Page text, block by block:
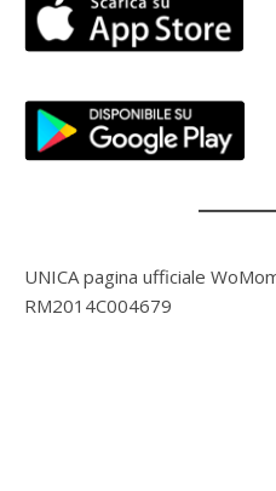
UNICA pagina ufficiale
RM2014C004679